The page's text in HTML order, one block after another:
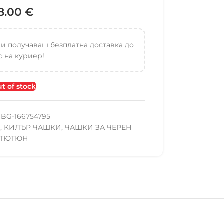
€
получаваш безплатна доставка до
на куриер!
of stock
166754795
, КИЛЪР ЧАШКИ, ЧАШКИ ЗА ЧЕРЕН
ТЮТЮН